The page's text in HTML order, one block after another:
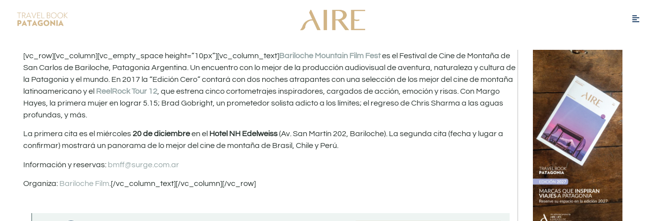
[vc_row][vc_column][vc_empty_space height=”10px”][vc_column_text]Bariloche Mountain Film Festes el Festival de Cine de Montaña de
San Carlos de Bariloche, Patagonia Argentina. Un encuentro con lo mejor de la producción audiovisual de aventura, naturaleza y cultura de
la Patagonia y el mundo. En 2017 la “Edición Cero” contará con dos noches atrapantes con una selección de los mejor del cine de montaña
latinoamericano y el ReelRock Tour 12 , que estrena cinco cortometrajes inspiradores, cargados de acción, emoción y risas. Con Margo
Hayes, la primera mujer en lograr 5.15; Brad Gobright, un prometedor solista adicto a los límites; el regreso de Chris Sharma a las aguas
profundas, y más.
La primera cita es el miércoles20 de diciembreen el Hotel NH Edelweiss(Av. San Martín 202, Bariloche). La segunda cita (fecha y lugar a
confirmar) mostrará un panorama de lo mejor del cine de montaña de Brasil, Chile y Perú.
Información y reservas: bmff@surge.com.ar
Organiza: Bariloche Film .[/vc_column_text][/vc_column][/vc_row]